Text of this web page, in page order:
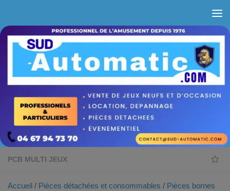
PCB MULTI JEUX
Accueil / Pièces détachées et consommables / Pièces bornes